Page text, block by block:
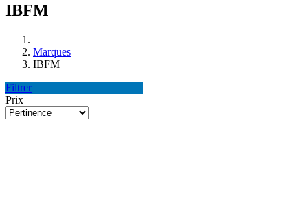
IBFM
Marques
IBFM
Filtrer
Prix